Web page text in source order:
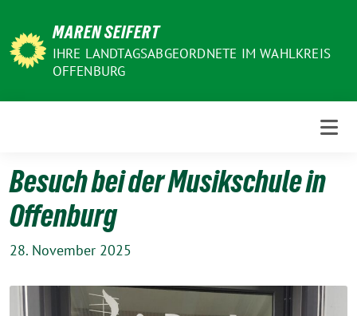
zum
Inhalt
MAREN SEIFERT
IHRE LANDTAGSABGEORDNETE IM WAHLKREIS
OFFENBURG
Besuch bei der Musikschule in
Offenburg
28. November 2025